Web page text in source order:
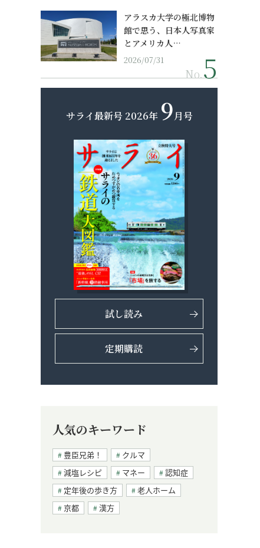
アラスカ大学の極北博物
館で思う、日本人写真家
とアメリカ人…
2026/07/31
No.
サライ最新号 2026年 9月号
試し読み
定期購読
人気のキーワード
豊臣兄弟！
クルマ
減塩レシピ
マネー
認知症
定年後の歩き方
老人ホーム
京都
漢方